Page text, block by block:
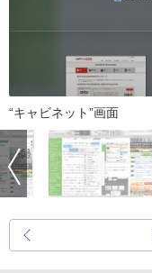
“キャビネット”画面